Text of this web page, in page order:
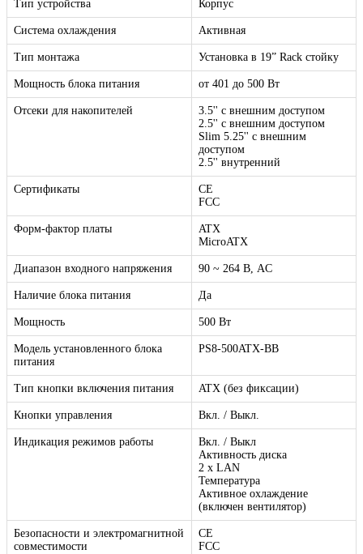
Тип устройства Корпус
Система охлаждения Активная
Тип монтажа Установка в 19” Rack стойку
Мощность блока питания от 401 до 500 Вт
Отсеки для накопителей
3.5'' с внешним доступом
2.5'' с внешним доступом
Slim 5.25'' с внешним
доступом
2.5'' внутренний
Сертификаты
CE
FCC
Форм-фактор платы
ATX
MicroATX
Диапазон входного напряжения 90 ~ 264 В, AC
Наличие блока питания Да
Мощность 500 Вт
Модель установленного блока
питания
PS8-500ATX-BB
Тип кнопки включения питания ATX (без фиксации)
Кнопки управления Вкл. / Выкл.
Индикация режимов работы
Вкл. / Выкл
Активность диска
2 x LAN
Температура
Активное охлаждение
(включен вентилятор)
Безопасности и электромагнитной
совместимости
CE
FCC